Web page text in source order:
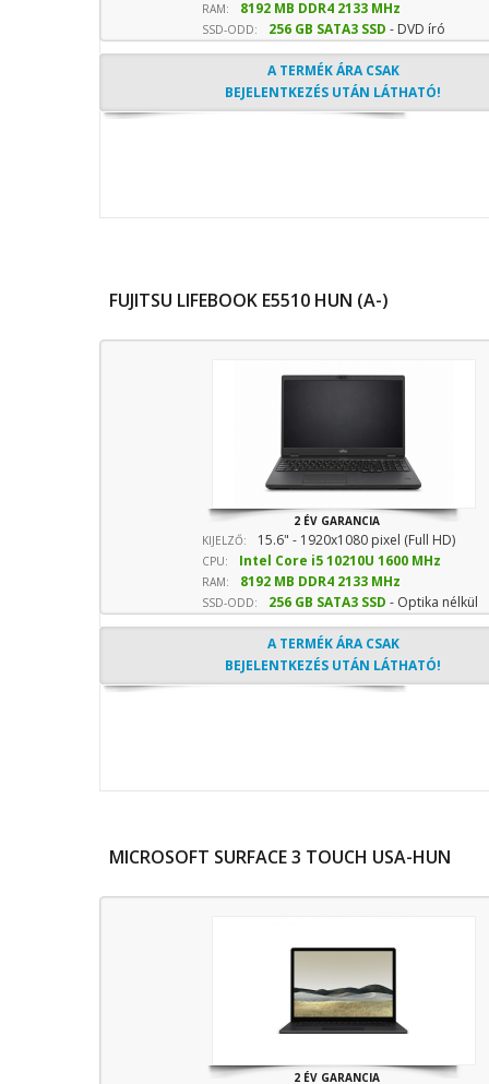
sebesség
RAM: 8192 MB DDR4 2133 MHz
SSD-ODD: 256 GB SATA3 SSD - DVD író
A TERMÉK ÁRA CSAK
BEJELENTKEZÉS UTÁN LÁTHATÓ!
FUJITSU LIFEBOOK E5510 HUN (A-)
2 ÉV GARANCIA
KIJELZŐ:
15.6" - 1920x1080 pixel (Full HD)
CPU:
Intel Core i5 10210U 1600 MHz
sebesség
RAM: 8192 MB DDR4 2133 MHz
SSD-ODD: 256 GB SATA3 SSD - Optika nélkül
A TERMÉK ÁRA CSAK
BEJELENTKEZÉS UTÁN LÁTHATÓ!
MICROSOFT SURFACE 3 TOUCH USA-HUN
2 ÉV GARANCIA